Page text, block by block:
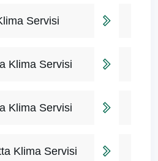
Servisi
Klima Servisi
Klima Servisi
Klima Servisi